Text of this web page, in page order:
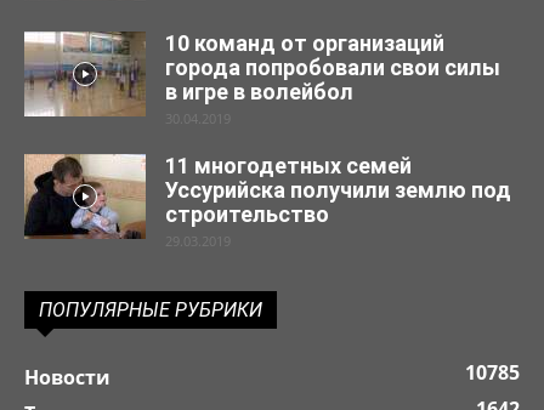
10 команд от организаций
города попробовали свои силы
в игре в волейбол
30.04.2019
11 многодетных семей
Уссурийска получили землю под
строительство
29.03.2019
ПОПУЛЯРНЫЕ РУБРИКИ
Новости
10785